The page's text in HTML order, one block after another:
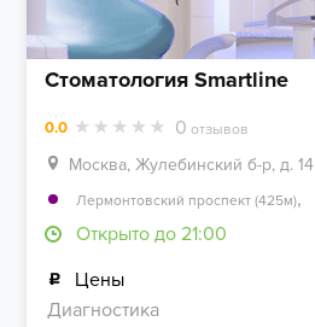
Стоматология Smartline
0.0 0 отзывов
Москва, Жулебинский б-р, д. 14
Лермонтовский проспект (425м),
Открыто до 21:00
Цены
Диагностика